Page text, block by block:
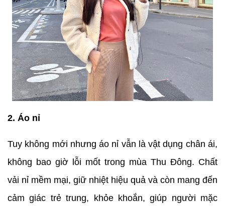
2. Áo nỉ
Tuy không mới nhưng áo nỉ vẫn là vật dụng chân ái,
không bao giờ lỗi mốt trong mùa Thu Đông. Chất
vải nỉ mềm mại, giữ nhiệt hiệu quả và còn mang đến
cảm giác trẻ trung, khỏe khoắn, giúp người mặc